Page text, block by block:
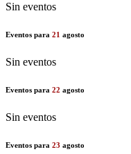
Sin eventos
Eventos para 21 agosto
Sin eventos
Eventos para 22 agosto
Sin eventos
Eventos para 23 agosto